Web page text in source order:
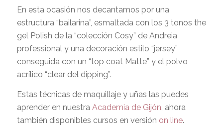
En esta ocasión nos decantamos por una
estructura “bailarina”, esmaltada con los 3 tonos the
gel Polish de la “colección Cosy” de Andreia
professional y una decoración estilo “jersey”
conseguida con un “top coat Matte” y el polvo
acrílico “clear del dipping”.
Estas técnicas de maquillaje y uñas las puedes
aprender en nuestra Academia de Gijón , ahora
también disponibles cursos en versión on line.